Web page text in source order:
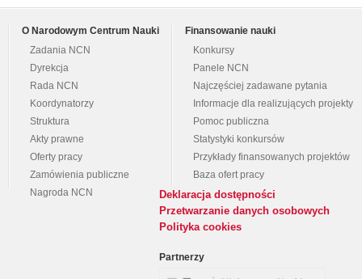
O Narodowym Centrum Nauki
Zadania NCN
Dyrekcja
Rada NCN
Koordynatorzy
Struktura
Akty prawne
Oferty pracy
Zamówienia publiczne
Nagroda NCN
Finansowanie nauki
Konkursy
Panele NCN
Najczęściej zadawane pytania
Informacje dla realizujących projekty
Pomoc publiczna
Statystyki konkursów
Przykłady finansowanych projektów
Baza ofert pracy
Deklaracja dostępności
Przetwarzanie danych osobowych
Polityka cookies
Partnerzy